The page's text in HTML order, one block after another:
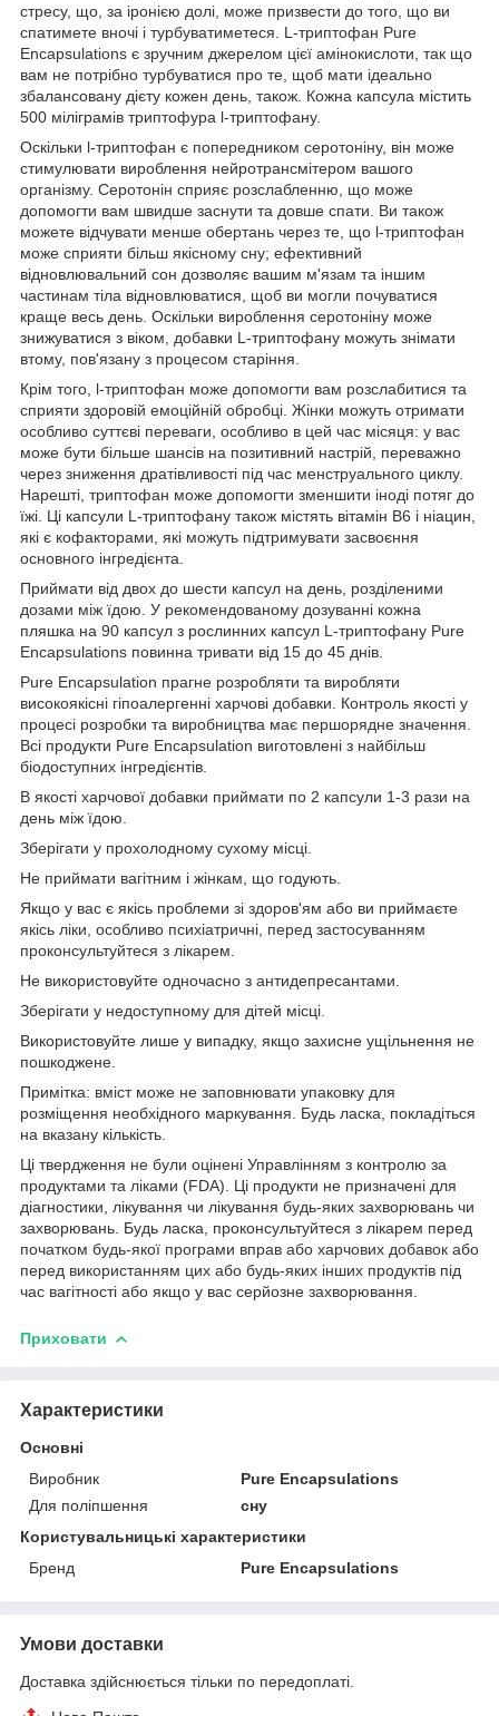
стресу, що, за іронією долі, може призвести до того, що ви
спатимете вночі і турбуватиметеся. L-триптофан Pure
Encapsulations є зручним джерелом цієї амінокислоти, так що
вам не потрібно турбуватися про те, щоб мати ідеально
збалансовану дієту кожен день, також. Кожна капсула містить
500 міліграмів триптофура l-триптофану.
Оскільки l-триптофан є попередником серотоніну, він може
стимулювати вироблення нейротрансмітером вашого
організму. Серотонін сприяє розслабленню, що може
допомогти вам швидше заснути та довше спати. Ви також
можете відчувати менше обертань через те, що l-триптофан
може сприяти більш якісному сну; ефективний
відновлювальний сон дозволяє вашим м'язам та іншим
частинам тіла відновлюватися, щоб ви могли почуватися
краще весь день. Оскільки вироблення серотоніну може
знижуватися з віком, добавки L-триптофану можуть знімати
втому, пов'язану з процесом старіння.
Крім того, l-триптофан може допомогти вам розслабитися та
сприяти здоровій емоційній обробці. Жінки можуть отримати
особливо суттєві переваги, особливо в цей час місяця: у вас
може бути більше шансів на позитивний настрій, переважно
через зниження дратівливості під час менструального циклу.
Нарешті, триптофан може допомогти зменшити іноді потяг до
їжі. Ці капсули L-триптофану також містять вітамін B6 і ніацин,
які є кофакторами, які можуть підтримувати засвоєння
основного інгредієнта.
Приймати від двох до шести капсул на день, розділеними
дозами між їдою. У рекомендованому дозуванні кожна
пляшка на 90 капсул з рослинних капсул L-триптофану Pure
Encapsulations повинна тривати від 15 до 45 днів.
Pure Encapsulation прагне розробляти та виробляти
високоякісні гіпоалергенні харчові добавки. Контроль якості у
процесі розробки та виробництва має першорядне значення.
Всі продукти Pure Encapsulation виготовлені з найбільш
біодоступних інгредієнтів.
В якості харчової добавки приймати по 2 капсули 1-3 рази на
день між їдою.
Зберігати у прохолодному сухому місці.
Не приймати вагітним і жінкам, що годують.
Якщо у вас є якісь проблеми зі здоров'ям або ви приймаєте
якісь ліки, особливо психіатричні, перед застосуванням
проконсультуйтеся з лікарем.
Не використовуйте одночасно з антидепресантами.
Зберігати у недоступному для дітей місці.
Використовуйте лише у випадку, якщо захисне ущільнення не
пошкоджене.
Примітка: вміст може не заповнювати упаковку для
розміщення необхідного маркування. Будь ласка, покладіться
на вказану кількість.
Ці твердження не були оцінені Управлінням з контролю за
продуктами та ліками (FDA). Ці продукти не призначені для
діагностики, лікування чи лікування будь-яких захворювань чи
захворювань. Будь ласка, проконсультуйтеся з лікарем перед
початком будь-якої програми вправ або харчових добавок або
перед використанням цих або будь-яких інших продуктів під
час вагітності або якщо у вас серйозне захворювання.
Приховати
Характеристики
Основні
Виробник
Pure Encapsulations
Для поліпшення
сну
Користувальницькі характеристики
Бренд
Pure Encapsulations
Умови доставки
Доставка здійснюється тільки по передоплаті.